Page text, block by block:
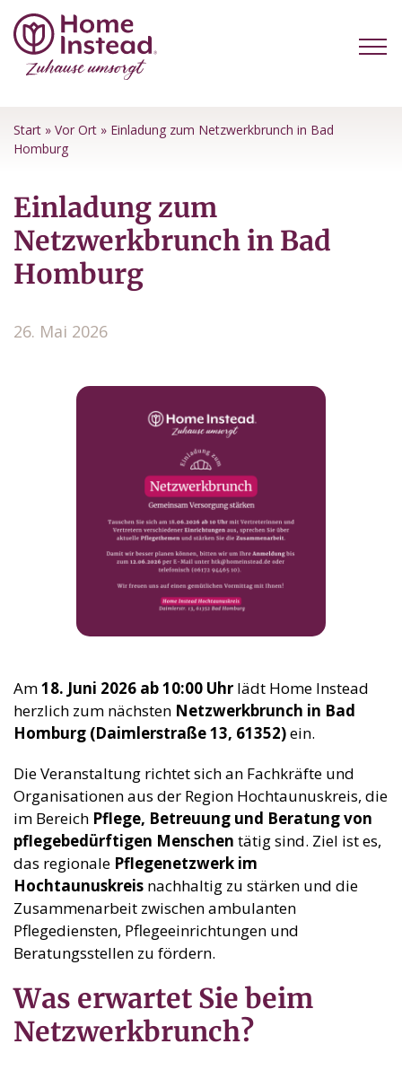
Start » Vor Ort » Einladung zum Netzwerkbrunch in Bad
Homburg
Einladung zum
Netzwerkbrunch in Bad
Homburg
26. Mai 2026
Am18. Juni 2026 ab 10:00 Uhr lädt Home Instead
herzlich zum nächsten Netzwerkbrunch in Bad
Homburg (Daimlerstraße 13, 61352)ein.
Die Veranstaltung richtet sich an Fachkräfte und
Organisationen aus der Region Hochtaunuskreis, die
im Bereich Pflege, Betreuung und Beratung von
pflegebedürftigen Menschen tätig sind. Ziel ist es,
das regionale Pflegenetzwerk im
Hochtaunuskreis nachhaltig zu stärken und die
Zusammenarbeit zwischen ambulanten
Pflegediensten, Pflegeeinrichtungen und
Beratungsstellen zu fördern.
Was erwartet Sie beim
Netzwerkbrunch?